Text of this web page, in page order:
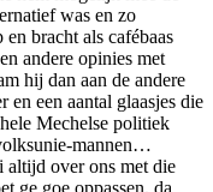
was en zo
bracht als cafébaas
andere opinies met
hij dan aan de andere
en een aantal glaasjes die
Mechelse politiek
mannen…
altijd over ons met die
ge goe oppassen, da